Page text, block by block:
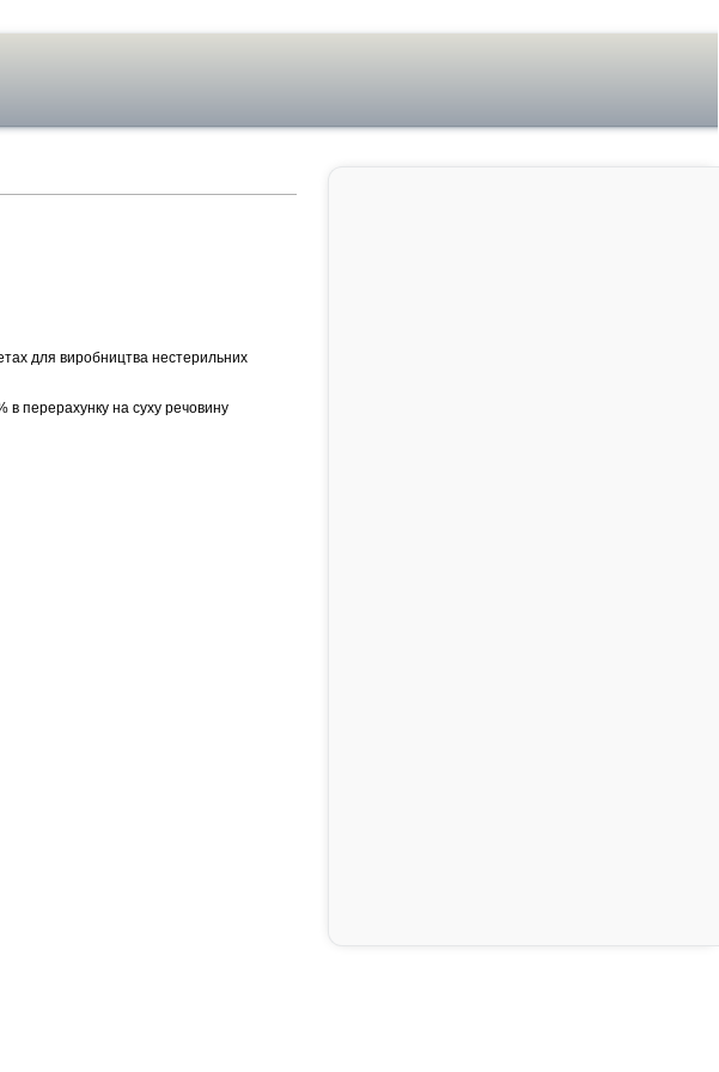
для виробництва нестерильних
в перерахунку на суху речовину